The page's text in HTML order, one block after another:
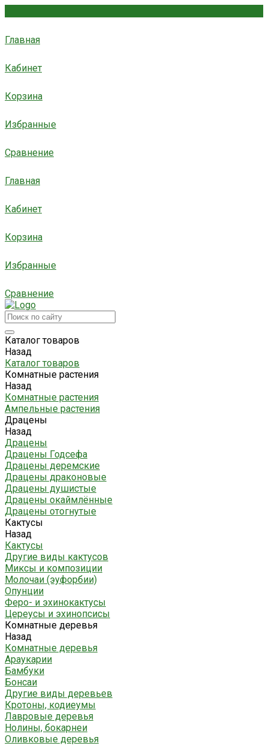
Главная
Кабинет
Корзина
Избранные
Сравнение
Главная
Кабинет
Корзина
Избранные
Сравнение
Каталог товаров
Назад
Каталог товаров
Комнатные растения
Назад
Комнатные растения
Ампельные растения
Драцены
Назад
Драцены
Драцены Годсефа
Драцены деремские
Драцены драконовые
Драцены душистые
Драцены окаймлённые
Драцены отогнутые
Кактусы
Назад
Кактусы
Другие виды кактусов
Миксы и композиции
Молочаи (эуфорбии)
Опунции
Феро- и эхинокактусы
Цереусы и эхинопсисы
Комнатные деревья
Назад
Комнатные деревья
Араукарии
Бамбуки
Бонсаи
Другие виды деревьев
Кротоны, кодиеумы
Лавровые деревья
Нолины, бокарнеи
Оливковые деревья